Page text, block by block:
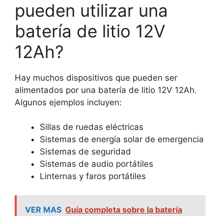
pueden utilizar una
batería de litio 12V
12Ah?
Hay muchos dispositivos que pueden ser
alimentados por una batería de litio 12V 12Ah.
Algunos ejemplos incluyen:
Sillas de ruedas eléctricas
Sistemas de energía solar de emergencia
Sistemas de seguridad
Sistemas de audio portátiles
Linternas y faros portátiles
VER MAS Guía completa sobre la batería